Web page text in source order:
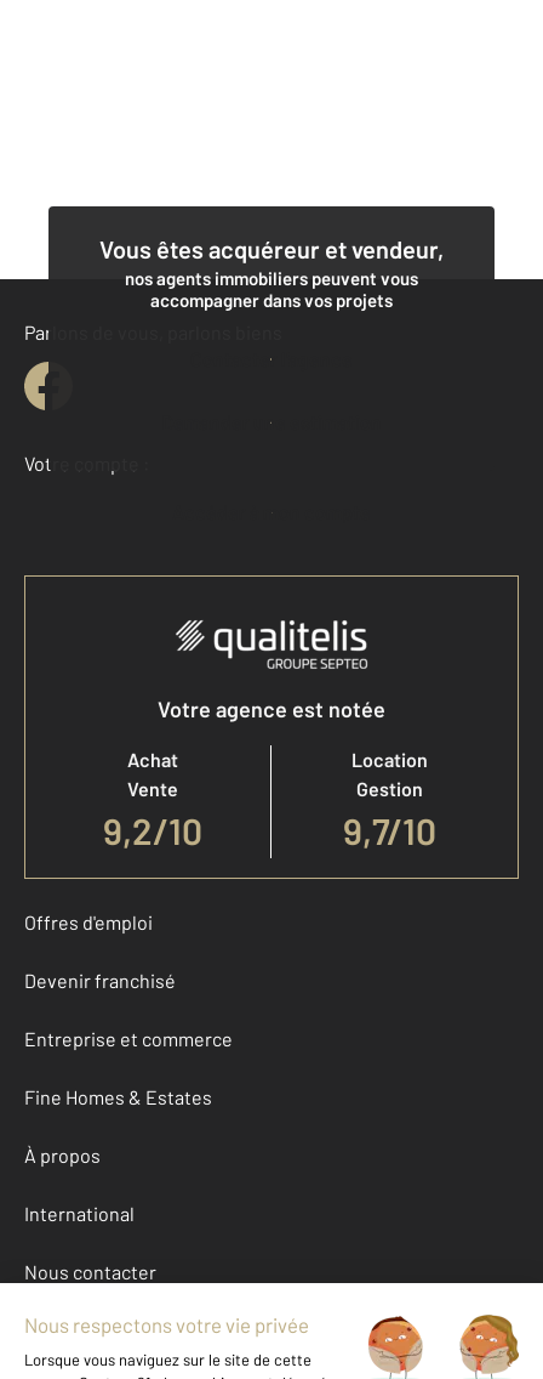
Vous êtes acquéreur et vendeur,
nos agents immobiliers peuvent vous
accompagner dans vos projets
Contacter l'agence
Demander une estimation
Parlons de vous, parlons biens
Votre compte :
Accéder à mon compte
Votre agence est notée
Achat
Vente
9,2/10
Location
Gestion
9,7/10
Offres d'emploi
Devenir franchisé
Entreprise et commerce
Fine Homes & Estates
À propos
International
Nous contacter